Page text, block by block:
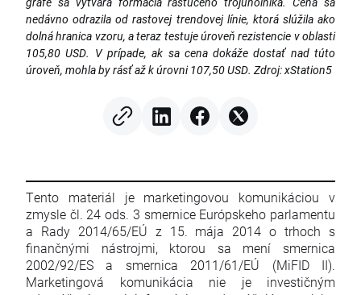
nedávno odrazila od rastovej trendovej línie, ktorá slúžila ako
dolná hranica vzoru, a teraz testuje úroveň rezistencie v oblasti
105,80 USD. V prípade, ak sa cena dokáže dostať nad túto
úroveň, mohla by rásť až k úrovni 107,50 USD. Zdroj: xStation5
Tento materiál je marketingovou komunikáciou v
zmysle čl. 24 ods. 3 smernice Európskeho parlamentu
a Rady 2014/65/EÚ z 15. mája 2014 o trhoch s
finančnými nástrojmi, ktorou sa mení smernica
2002/92/ES a smernica 2011/61/EÚ (MiFID II).
Marketingová komunikácia nie je investičným